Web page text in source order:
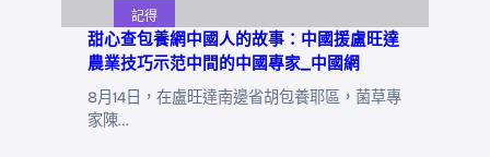
記得
甜心查包養網中國人的故事：中國援盧旺達
農業技巧示范中間的中國專家_中國網
8月14日，在盧旺達南邊省胡包養耶區，菌草專
家陳…